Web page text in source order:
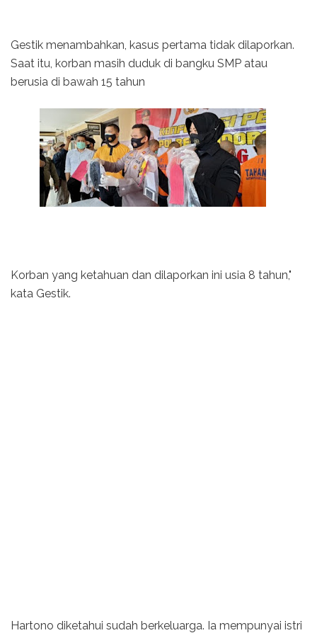
Gestik menambahkan, kasus pertama tidak dilaporkan.
Saat itu, korban masih duduk di bangku SMP atau
berusia di bawah 15 tahun
Korban yang ketahuan dan dilaporkan ini usia 8 tahun,"
kata Gestik.
Hartono diketahui sudah berkeluarga. Ia mempunyai istri